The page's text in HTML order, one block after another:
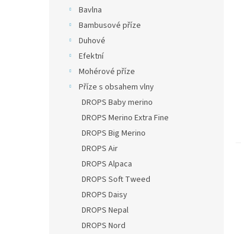
Bavlna
Bambusové příze
Duhové
Efektní
Mohérové příze
Příze s obsahem vlny
DROPS Baby merino
DROPS Merino Extra Fine
DROPS Big Merino
DROPS Air
DROPS Alpaca
DROPS Soft Tweed
DROPS Daisy
DROPS Nepal
DROPS Nord